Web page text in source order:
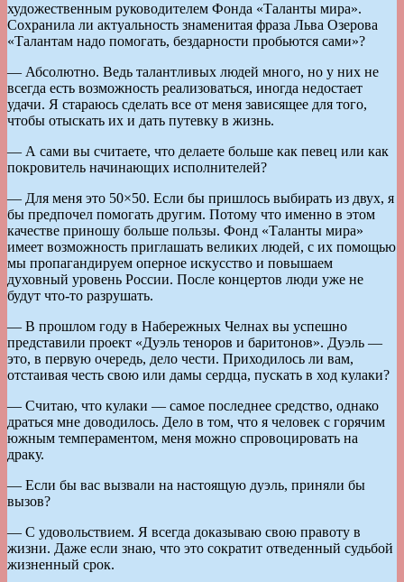
художественным руководителем Фонда «Таланты мира».
Сохранила ли актуальность знаменитая фраза Льва Озерова
«Талантам надо помогать, бездарности пробьются сами»?
— Абсолютно. Ведь талантливых людей много, но у них не
всегда есть возможность реализоваться, иногда недостает
удачи. Я стараюсь сделать все от меня зависящее для того,
чтобы отыскать их и дать путевку в жизнь.
— А сами вы считаете, что делаете больше как певец или как
покровитель начинающих исполнителей?
— Для меня это 50×50. Если бы пришлось выбирать из двух, я
бы предпочел помогать другим. Потому что именно в этом
качестве приношу больше пользы. Фонд «Таланты мира»
имеет возможность приглашать великих людей, с их помощью
мы пропагандируем оперное искусство и повышаем
духовный уровень России. После концертов люди уже не
будут что-то разрушать.
— В прошлом году в Набережных Челнах вы успешно
представили проект «Дуэль теноров и баритонов». Дуэль —
это, в первую очередь, дело чести. Приходилось ли вам,
отстаивая честь свою или дамы сердца, пускать в ход кулаки?
— Считаю, что кулаки — самое последнее средство, однако
драться мне доводилось. Дело в том, что я человек с горячим
южным темпераментом, меня можно спровоцировать на
драку.
— Если бы вас вызвали на настоящую дуэль, приняли бы
вызов?
— С удовольствием. Я всегда доказываю свою правоту в
жизни. Даже если знаю, что это сократит отведенный судьбой
жизненный срок.